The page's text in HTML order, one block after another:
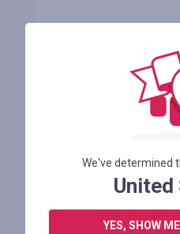
ПРОМОКОД
We've determined
United
YES, SHOW